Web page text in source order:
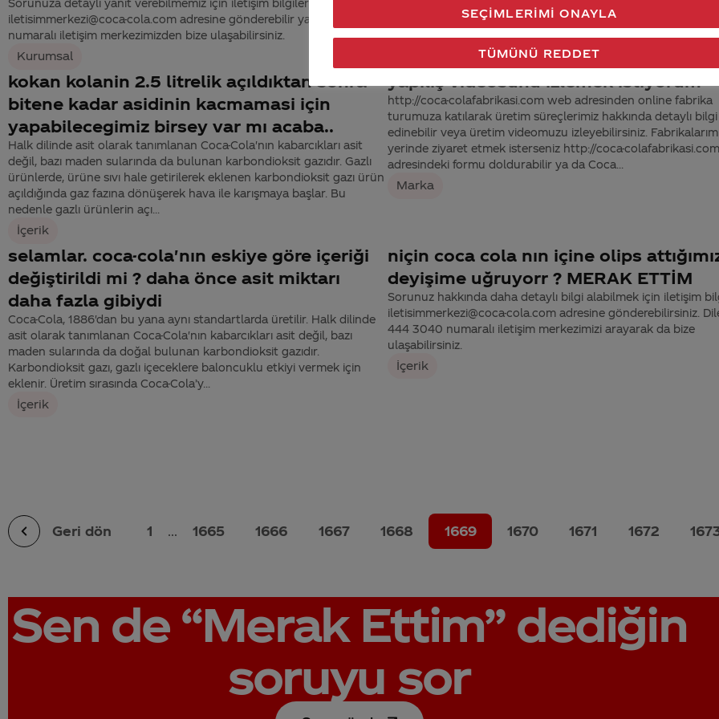
Sorunuza detaylı yanıt verebilmemiz için iletişim bilgilerinizi
iletisimmerkezi@coca-cola.com adresine gönderebilir ya da 444 3040
numaralı iletişim merkezimizden bize ulaşabilirsiniz.
Kurumsal
numaralı iletişim merkezimizden bize ulaşabilirsiniz.
kokan kolanin 2.5 litrelik açıldıktan sonra
bitene kadar asidinin kacmamasi için
yapabilecegimiz birsey var mı acaba..
Halk dilinde asit olarak tanımlanan Coca-Cola'nın kabarcıkları asit
değil, bazı maden sularında da bulunan karbondioksit gazıdır. Gazlı
ürünlerde, ürüne sıvı hale getirilerek eklenen karbondioksit gazı ürün
açıldığında gaz fazına dönüşerek hava ile karışmaya başlar. Bu
nedenle gazlı ürünlerin açı...
İçerik
http://coca-colafabrikasi.com web adresinden online fabrika
turumuza katılarak üretim süreçlerimiz hakkında detaylı bilgi
edinebilir veya üretim videomuzu izleyebilirsiniz.
yerinde ziyaret etmek isterseniz http://coca-
adresindeki formu doldurabilir ya da Coca...
Marka
selamlar. coca-cola'nın eskiye göre içeriği
değiştirildi mi ? daha önce asit miktarı
daha fazla gibiydi
Coca-Cola, 1886'dan bu yana aynı standartlarda üretilir. Halk dilinde
asit olarak tanımlanan Coca-Cola'nın kabarcıkları asit değil, bazı
maden sularında da doğal bulunan karbondioksit gazıdır.
Karbondioksit gazı, gazlı içeceklere baloncuklu etkiyi vermek için
eklenir. Üretim sırasında Coca-Cola’y...
İçerik
niçin coca cola nın içine olips
deyişime uğruyorr ? MERAK ETTİM
Sorunuz hakkında daha detaylı bilgi alabilmek için iletişim
iletisimmerkezi@coca-cola.com adresine gönderebilirsiniz.
444 3040 numaralı iletişim merkezimizi arayarak da bize
ulaşabilirsiniz.
İçerik
Geri dön 1 ... 1665 1666 1667 1668 1669 1670 1671 1672
Sen de “Merak Ettim”dediğin
soruyu sor
TÜMÜNÜ REDDET
SEÇIMLERIMI ONAYLA